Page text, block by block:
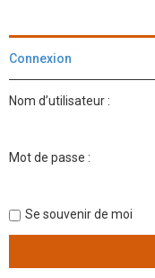
Connexion
Nom d’utilisateur :
Mot de passe :
Se souvenir de moi